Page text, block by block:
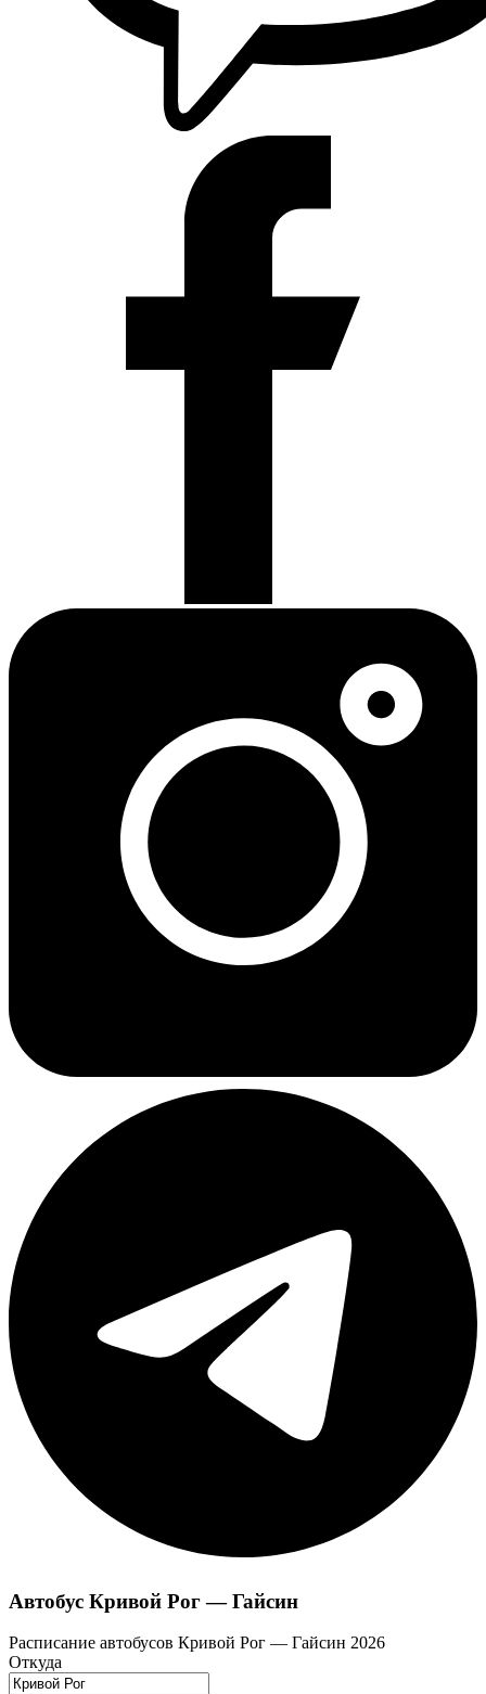
Автобус Кривой Рог — Гайсин
Расписание автобусов Кривой Рог — Гайсин 2026
Откуда